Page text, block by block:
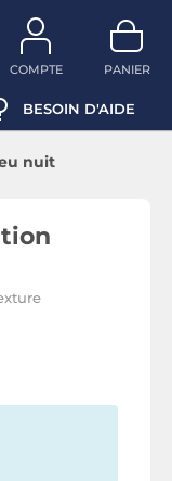
COMPTE PANIER
BESOIN D'AIDE
nuit